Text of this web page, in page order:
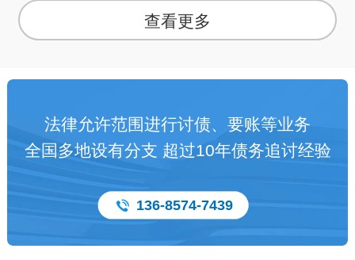
查看更多
法律允许范围进行讨债、要账等业务
全国多地设有分支 超过10年债务追讨经验
136-8574-7439